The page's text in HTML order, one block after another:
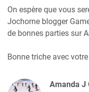
On espère que vous
Jochorne blogger
de bonnes parties sur
Bonne triche avec
Amanda J